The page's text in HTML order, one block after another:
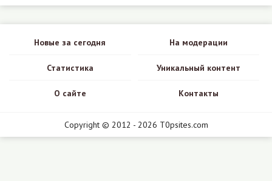
Новые за сегодня На модерации
Статистика Уникальный контент
О сайте Контакты
Copyright © 2012 - 2026 T0psites.com